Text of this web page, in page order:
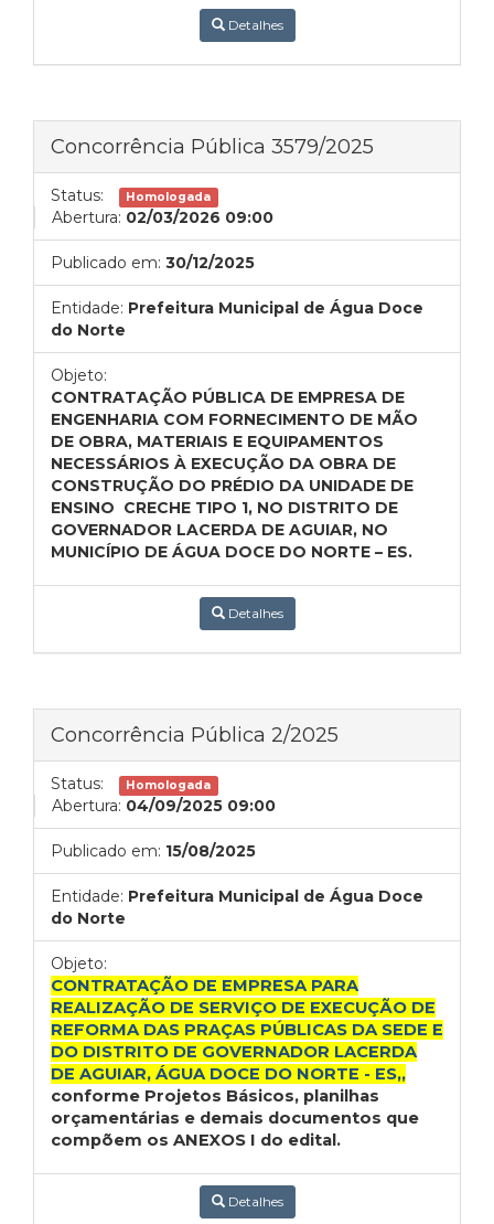
Detalhes
Concorrência Pública 3579/2025
Status: Homologada
Abertura: 02/03/2026 09:00
Publicado em: 30/12/2025
Entidade: Prefeitura Municipal de Água Doce
do Norte
Objeto:
CONTRATAÇÃO PÚBLICA DE EMPRESA DE
ENGENHARIA COM FORNECIMENTO DE MÃO
DE OBRA, MATERIAIS E EQUIPAMENTOS
NECESSÁRIOS À EXECUÇÃO DA OBRA DE
CONSTRUÇÃO DO PRÉDIO DA UNIDADE DE
ENSINO CRECHE TIPO 1, NO DISTRITO DE
GOVERNADOR LACERDA DE AGUIAR, NO
MUNICÍPIO DE ÁGUA DOCE DO NORTE – ES.
Detalhes
Concorrência Pública 2/2025
Status: Homologada
Abertura: 04/09/2025 09:00
Publicado em: 15/08/2025
Entidade: Prefeitura Municipal de Água Doce
do Norte
Objeto:
CONTRATAÇÃO DE EMPRESA PARA
REALIZAÇÃO DE SERVIÇO DE EXECUÇÃO DE
REFORMA DAS PRAÇAS PÚBLICAS DA SEDE E
DO DISTRITO DE GOVERNADOR LACERDA
DE AGUIAR, ÁGUA DOCE DO NORTE - ES,,
conforme Projetos Básicos, planilhas
orçamentárias e demais documentos que
compõem os ANEXOS I do edital.
Detalhes